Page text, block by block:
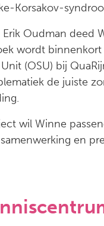
Korsakov-
Erik Oudman deed
wordt
(OSU) bij
de juiste
wil Winne
en